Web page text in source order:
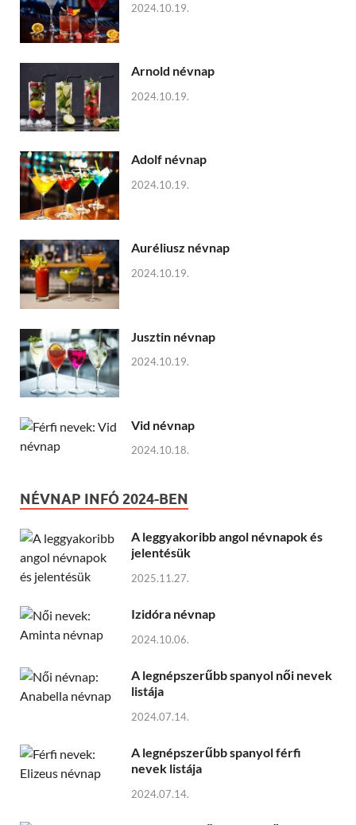
2024.10.19.
Arnold névnap
2024.10.19.
Adolf névnap
2024.10.19.
Auréliusz névnap
2024.10.19.
Jusztin névnap
2024.10.19.
Vid névnap
2024.10.18.
NÉVNAP INFÓ 2024-BEN
A leggyakoribb angol névnapok és
jelentésük
2025.11.27.
Izidóra névnap
2024.10.06.
A legnépszerűbb spanyol női nevek
listája
2024.07.14.
A legnépszerűbb spanyol férfi
nevek listája
2024.07.14.